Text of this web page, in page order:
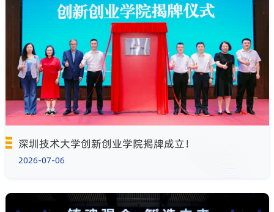
深圳技术大学创新创业学院揭牌成立！
2026-07-06